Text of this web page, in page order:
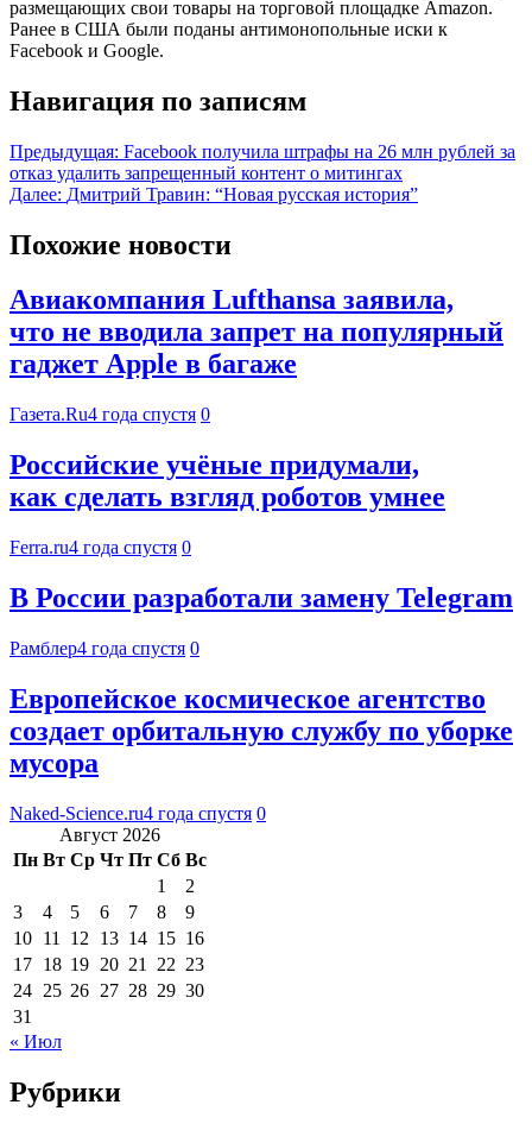
размещающих свои товары на торговой площадке Amazon.
Ранее в США были поданы антимонопольные иски к
Facebook и Google.
Навигация по записям
Предыдущая: Facebook получила штрафы на 26 млн рублей за
отказ удалить запрещенный контент о митингах
Далее: Дмитрий Травин: “Новая русская история”
Похожие новости
Авиакомпания Lufthansa заявила,
что не вводила запрет на популярный
гаджет Apple в багаже
Газета.Ru4 года спустя 0
Российские учёные придумали,
как сделать взгляд роботов умнее
Ferra.ru4 года спустя 0
В России разработали замену Telegram
Рамблер4 года спустя 0
Европейское космическое агентство
создает орбитальную службу по уборке
мусора
Naked-Science.ru4 года спустя 0
Август 2026
Пн Вт Ср Чт Пт Сб Вс
1
2
3
4 5 6 7 8
9
10 11 12 13 14 15 16
17 18 19 20 21 22 23
24 25 26 27 28 29 30
31
« Июл
Рубрики